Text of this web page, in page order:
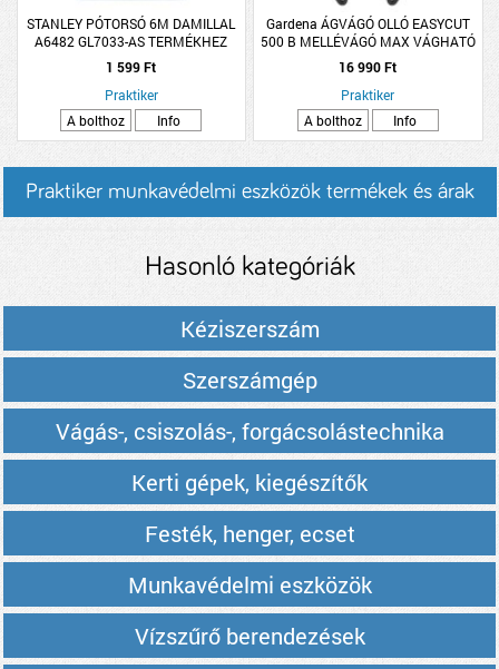
STANLEY PÓTORSÓ 6M DAMILLAL
A6482 GL7033-AS TERMÉKHEZ
1 599 Ft
Praktiker
A bolthoz
Info
Gardena ÁGVÁGÓ OLLÓ EASYCUT
500 B MELLÉVÁGÓ MAX VÁGHATÓ
ÁGÁTMÉRŐ:42MM
16 990 Ft
Praktiker
A bolthoz
Info
Praktiker munkavédelmi eszközök termékek és árak
Hasonló kategóriák
Kéziszerszám
Szerszámgép
Vágás-, csiszolás-, forgácsolástechnika
Kerti gépek, kiegészítők
Festék, henger, ecset
Munkavédelmi eszközök
Vízszűrő berendezések